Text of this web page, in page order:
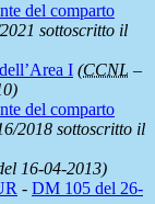
del comparto
sottoscritto il
I (CCNL –
del comparto
2018 sottoscritto il
16-04-2013)
- DM 105 del 26-